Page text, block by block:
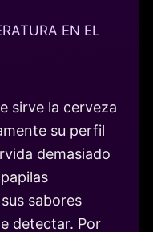
EN EL
sirve la cerveza
su perfil
demasiado
sabores
detectar. Por